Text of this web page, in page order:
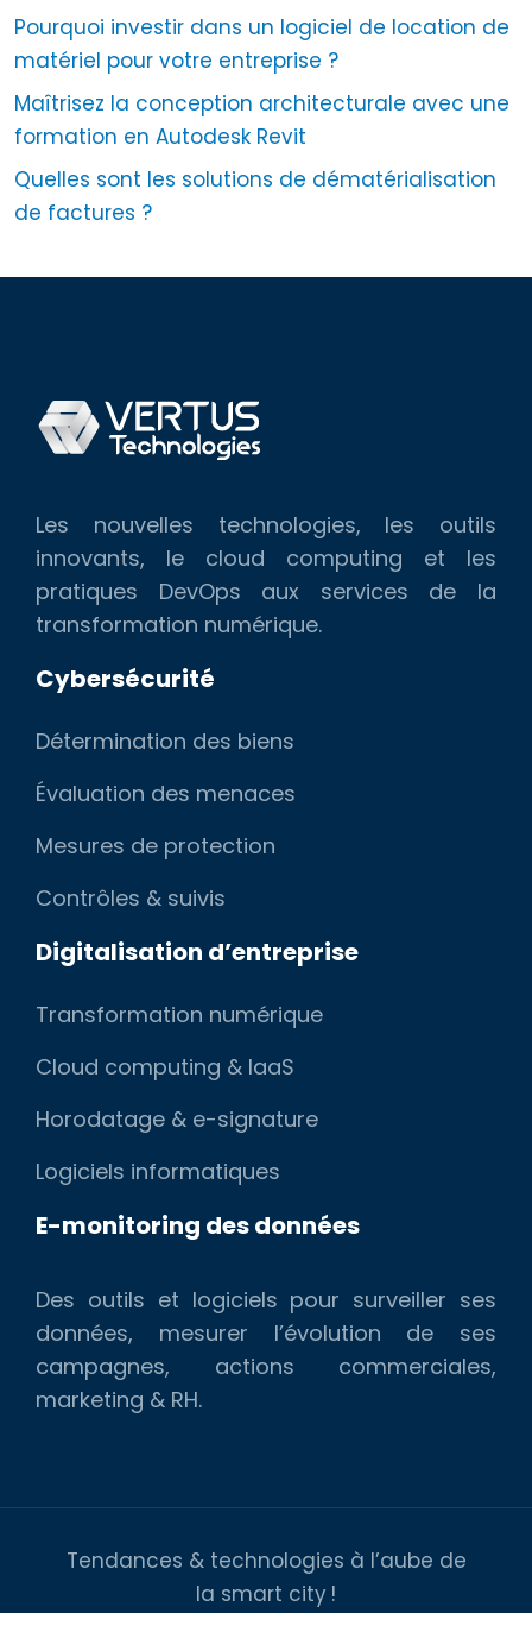
Pourquoi investir dans un logiciel de location de
matériel pour votre entreprise ?
Maîtrisez la conception architecturale avec une
formation en Autodesk Revit
Quelles sont les solutions de dématérialisation
de factures ?
Les nouvelles technologies, les outils
innovants, le cloud computing et les
pratiques DevOps aux services de la
transformation numérique.
Cybersécurité
Détermination des biens
Évaluation des menaces
Mesures de protection
Contrôles & suivis
Digitalisation d’entreprise
Transformation numérique
Cloud computing & IaaS
Horodatage & e-signature
Logiciels informatiques
E-monitoring des données
Des outils et logiciels pour surveiller ses
données, mesurer l’évolution de ses
campagnes, actions commerciales,
marketing & RH.
Tendances & technologies à l’aube de
la smart city !